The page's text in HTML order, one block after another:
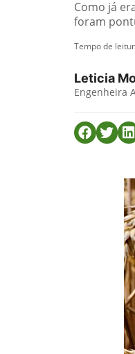
Como já
foram
Tempo de
Leticia
Engenheira